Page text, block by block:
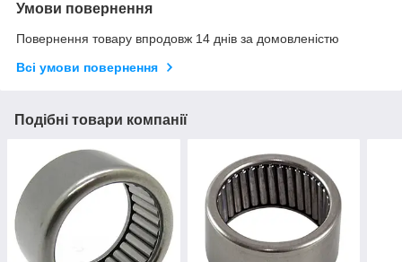
Умови повернення
Повернення товару впродовж 14 днів за домовленістю
Всі умови повернення
Подібні товари компанії